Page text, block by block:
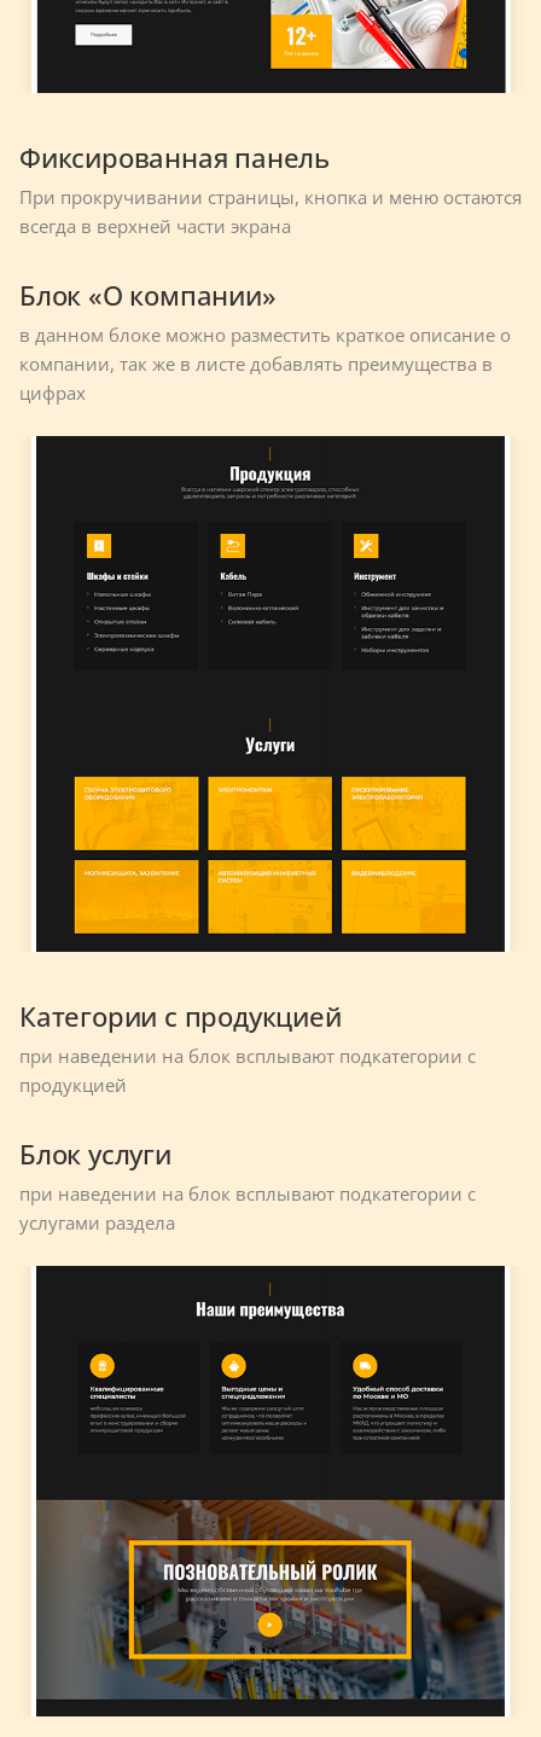
Фиксированная панель
При прокручивании страницы, кнопка и меню остаются
всегда в верхней части экрана
Блок «О компании»
в данном блоке можно разместить краткое описание о
компании, так же в листе добавлять преимущества в
цифрах
Категории с продукцией
при наведении на блок всплывают подкатегории с
продукцией
Блок услуги
при наведении на блок всплывают подкатегории с
услугами раздела